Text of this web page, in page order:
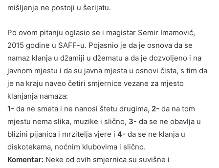
mišljenje ne postoji u šerijatu.
Po ovom pitanju oglasio se i magistar Semir Imamović,
2015 godine u SAFF-u. Pojasnio je da je osnova da se
namaz klanja u džamiji u džematu a da je dozvoljeno i na
javnom mjestu i da su javna mjesta u osnovi čista, s tim da
je na kraju naveo četiri smjernice vezane za mjesto
klanjanja namaza:
1- da ne smeta i ne nanosi štetu drugima, 2- da na tom
mjestu nema slika, muzike i slično, 3- da se ne obavlja u
blizini pijanica i mrzitelja vjere i 4- da se ne klanja u
diskotekama, noćnim klubovima i slično.
Komentar: Neke od ovih smjernica su suvišne i